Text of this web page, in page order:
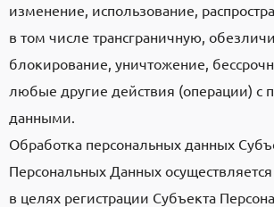
изменение, использование,
в том числе трансграничную,
блокирование, уничтожение,
любые другие действия (операции) с
данными.
Обработка персональных данных
Персональных Данных
в целях регистрации Субъекта